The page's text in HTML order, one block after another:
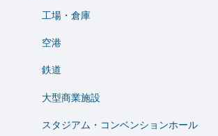
工場・倉庫
空港
鉄道
大型商業施設
スタジアム・コンベンションホール